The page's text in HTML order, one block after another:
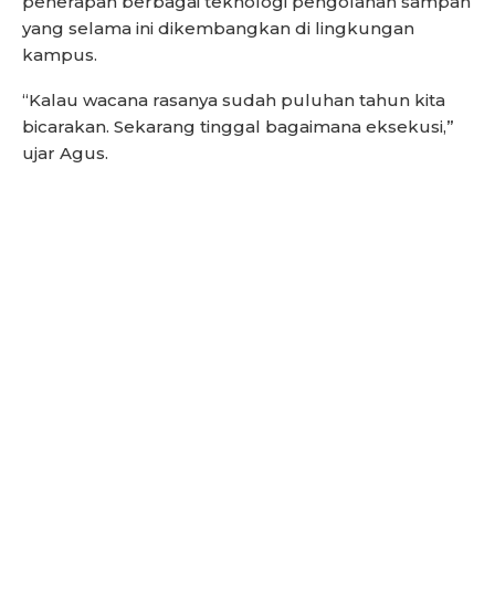
yang selama ini dikembangkan di lingkungan
kampus.
“Kalau wacana rasanya sudah puluhan tahun kita
bicarakan. Sekarang tinggal bagaimana eksekusi,”
ujar Agus.